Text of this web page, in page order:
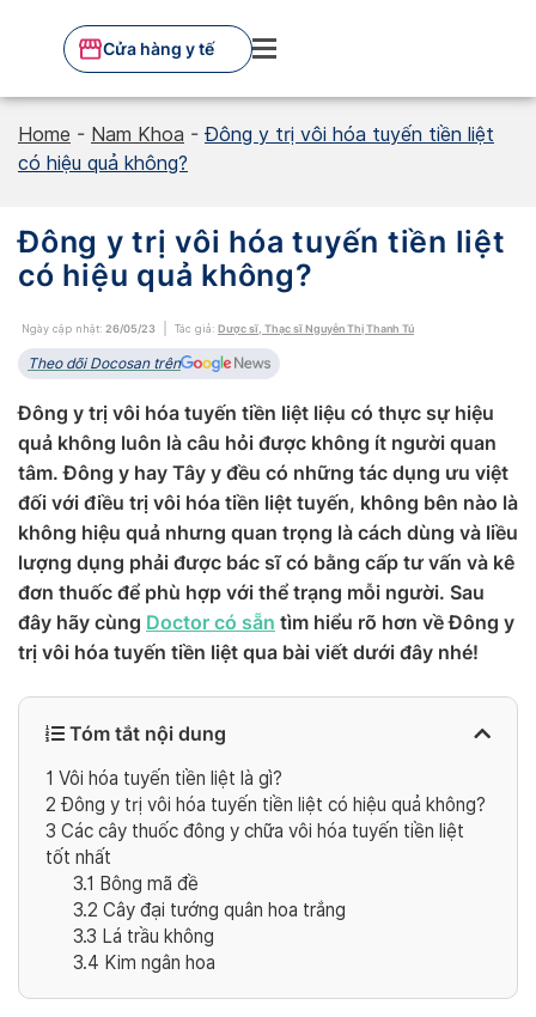
content
Cửa hàng y tế
Home - Nam Khoa - Đông y trị vôi hóa tuyến tiền liệt
có hiệu quả không?
Đông y trị vôi hóa tuyến tiền liệt
có hiệu quả không?
Ngày cập nhật: 26/05/23 Tác giả: Dược sĩ, Thạc sĩ Nguyễn Thị Thanh Tú
Theo dõi Docosan trên
Đông y trị vôi hóa tuyến tiền liệt liệu có thực sự hiệu
quả không luôn là câu hỏi được không ít người quan
tâm. Đông y hay Tây y đều có những tác dụng ưu việt
đối với điều trị vôi hóa tiền liệt tuyến, không bên nào là
không hiệu quả nhưng quan trọng là cách dùng và liều
lượng dụng phải được bác sĩ có bằng cấp tư vấn và kê
đơn thuốc để phù hợp với thể trạng mỗi người. Sau
đây hãy cùng Doctor có sẵn tìm hiểu rõ hơn về Đông y
trị vôi hóa tuyến tiền liệt qua bài viết dưới đây nhé!
Tóm tắt nội dung
1 Vôi hóa tuyến tiền liệt là gì?
2 Đông y trị vôi hóa tuyến tiền liệt có hiệu quả không?
3 Các cây thuốc đông y chữa vôi hóa tuyến tiền liệt
tốt nhất
3.1 Bông mã đề
3.2 Cây đại tướng quân hoa trắng
3.3 Lá trầu không
3.4 Kim ngân hoa